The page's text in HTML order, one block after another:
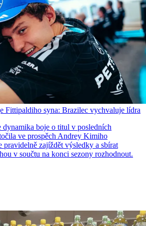
Fittipaldiho syna: Brazilec vychvaluje lídra
dynamika boje o titul v posledních
ve prospěch Andrey Kimiho
zajíždět výsledky a sbírat
v součtu na konci sezony rozhodnout.